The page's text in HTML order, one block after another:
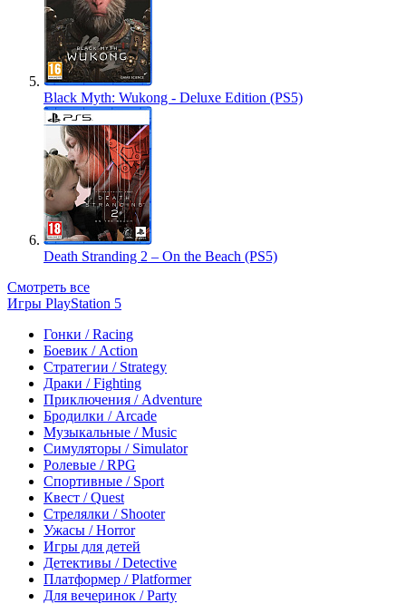
Black Myth: Wukong - Deluxe Edition (PS5)
Death Stranding 2 – On the Beach (PS5)
Смотреть все
Игры PlayStation 5
Гонки / Racing
Боевик / Action
Стратегии / Strategy
Драки / Fighting
Приключения / Adventure
Бродилки / Arcade
Музыкальные / Music
Симуляторы / Simulator
Ролевые / RPG
Спортивные / Sport
Квест / Quest
Стрелялки / Shooter
Ужасы / Horror
Игры для детей
Детективы / Detective
Платформер / Platformer
Для вечеринок / Party